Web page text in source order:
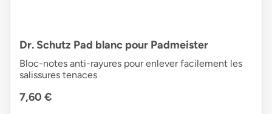
Dr. Schutz Pad blanc pour Padmeister
Bloc-notes anti-rayures pour enlever facilement les
salissures tenaces
7,60 €